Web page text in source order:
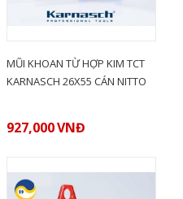
MŨI KHOAN TỪ HỢP KIM TCT
KARNASCH 26X55 CÁN NITTO
927,000VNĐ